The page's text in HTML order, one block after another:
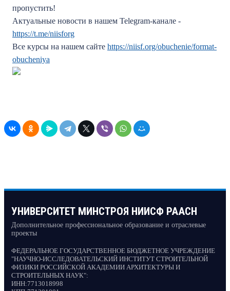
пропустить!
Актуальные новости в нашем Telegram-канале -
https://t.me/niisforg
Все курсы на нашем сайте https://niisf.org/obuchenie/format-
obucheniya
УНИВЕРСИТЕТ МИНСТРОЯ НИИСФ РААСН
Дополнительное профессиональное образование и отраслевые
проекты
ФЕДЕРАЛЬНОЕ ГОСУДАРСТВЕННОЕ БЮДЖЕТНОЕ УЧРЕЖДЕНИЕ
"НАУЧНО-ИССЛЕДОВАТЕЛЬСКИЙ ИНСТИТУТ СТРОИТЕЛЬНОЙ
ФИЗИКИ РОССИЙСКОЙ АКАДЕМИИ АРХИТЕКТУРЫ И
СТРОИТЕЛЬНЫХ НАУК":
ИНН:7713018998